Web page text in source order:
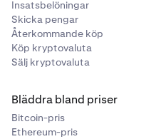
Insatsbelöningar
Skicka pengar
Återkommande köp
Köp kryptovaluta
Sälj kryptovaluta
Bläddra bland priser
Bitcoin-pris
Ethereum-pris